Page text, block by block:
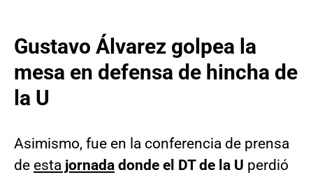
Gustavo Álvarez golpea la
mesa en defensa de hincha de
la U
Asimismo, fue en la conferencia de prensa
de esta jornada donde el DT de la U perdió